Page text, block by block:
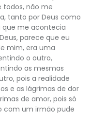
todos, não me
tanto por Deus como
que me acontecia
parece que eu
mim, era uma
o outro,
as mesmas
pois a realidade
e as lágrimas de dor
de amor, pois só
com um irmão pude